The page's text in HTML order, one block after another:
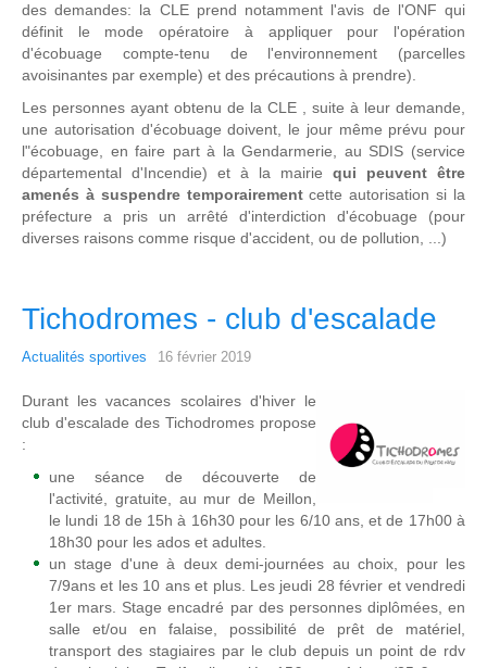
des demandes: la CLE prend notamment l'avis de l'ONF qui
définit le mode opératoire à appliquer pour l'opération
d'écobuage compte-tenu de l'environnement (parcelles
avoisinantes par exemple) et des précautions à prendre).
Les personnes ayant obtenu de la CLE , suite à leur demande,
une autorisation d'écobuage doivent, le jour même prévu pour
l"écobuage, en faire part à la Gendarmerie, au SDIS (service
départemental d'Incendie) et à la mairie qui peuvent être
amenés à suspendre temporairementcette autorisation si la
préfecture a pris un arrêté d'interdiction d'écobuage (pour
diverses raisons comme risque d'accident, ou de pollution, ...)
Tichodromes - club d'escalade
Actualités sportives 16 février 2019
Durant les vacances scolaires d'hiver le
club d'escalade des Tichodromes propose
:
une séance de découverte de
l'activité, gratuite, au mur de Meillon,
le lundi 18 de 15h à 16h30 pour les 6/10 ans, et de 17h00 à
18h30 pour les ados et adultes.
un stage d'une à deux demi-journées au choix, pour les
7/9ans et les 10 ans et plus. Les jeudi 28 février et vendredi
1er mars. Stage encadré par des personnes diplômées, en
salle et/ou en falaise, possibilité de prêt de matériel,
transport des stagiaires par le club depuis un point de rdv